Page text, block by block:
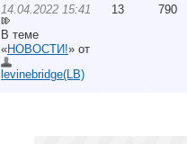
14.04.2022 15:41
В теме
«НОВОСТИ!» от
levinebridge(LB)
13 790